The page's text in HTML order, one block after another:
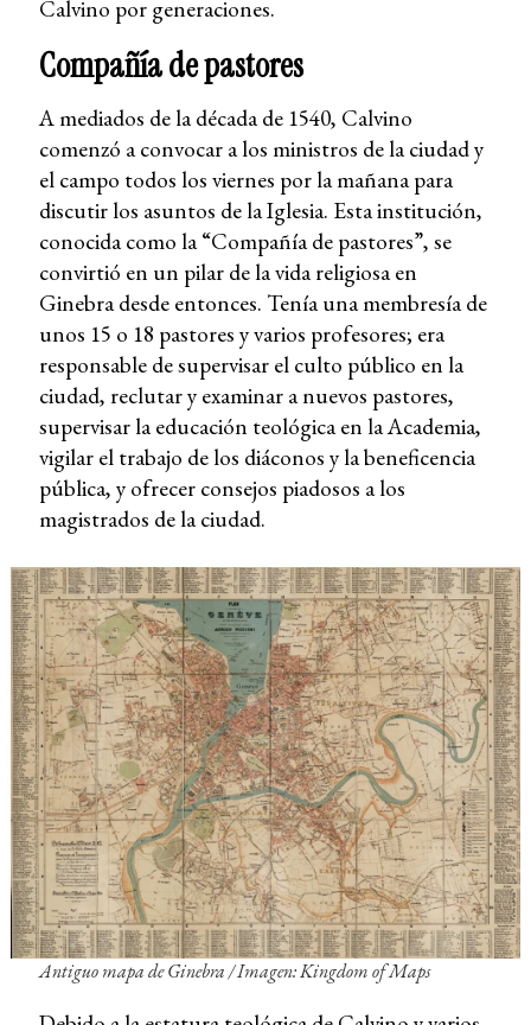
Calvino por generaciones.
Compañía de pastores
A mediados de la década de 1540, Calvino
comenzó a convocar a los ministros de la ciudad y
el campo todos los viernes por la mañana para
discutir los asuntos de la Iglesia. Esta institución,
conocida como la “Compañía de pastores”, se
convirtió en un pilar de la vida religiosa en
Ginebra desde entonces. Tenía una membresía de
unos 15 o 18 pastores y varios profesores; era
responsable de supervisar el culto público en la
ciudad, reclutar y examinar a nuevos pastores,
supervisar la educación teológica en la Academia,
vigilar el trabajo de los diáconos y la beneficencia
pública, y ofrecer consejos piadosos a los
magistrados de la ciudad.
Antiguo mapa de Ginebra / Imagen: Kingdom of Maps